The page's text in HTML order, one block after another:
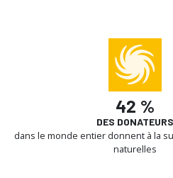
42 %
DES DONATEURS
dans le monde entier donnent à la
naturelles